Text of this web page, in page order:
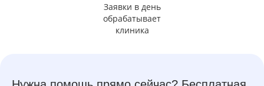
Заявки в день
обрабатывает
клиника